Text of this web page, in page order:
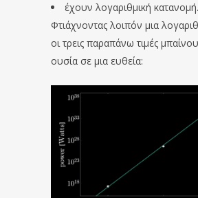
έχουν λογαριθμική κατανομή.
Φτιάχνοντας λοιπόν μια
οι τρεις παραπάνω τιμές
ουσία σε μια ευθεία: